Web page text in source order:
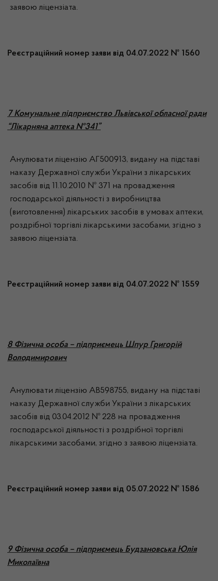
заявою ліцензіата.
Реєстраційний номер заяви від 04.07.2022 № 1560
7 Комунальне підприємство Львівської обласної ради
“Лікарняна аптека №341”
Анулювати ліцензію АГ500913, видану на підставі
наказу Державної служби України з лікарських
засобів від 11.10.2010 № 371 на провадження
господарської діяльності з виробництва
(виготовлення) лікарських засобів в умовах аптеки,
роздрібної торгівлі лікарськими засобами, згідно з
заявою ліцензіата.
Реєстраційний номер заяви від 04.07.2022 № 1559
8 Фізична особа – підприємець Шпур Григорій
Володимирович
Анулювати ліцензію АВ598755, видану на підставі
наказу Державної служби України з лікарських
засобів від 03.04.2012 № 228 на провадження
господарської діяльності з роздрібної торгівлі
лікарськими засобами, згідно з заявою ліцензіата.
Реєстраційний номер заяви від 05.07.2022 № 1586
9 Фізична особа – підприємець Будзановська Юлія
Миколаївна